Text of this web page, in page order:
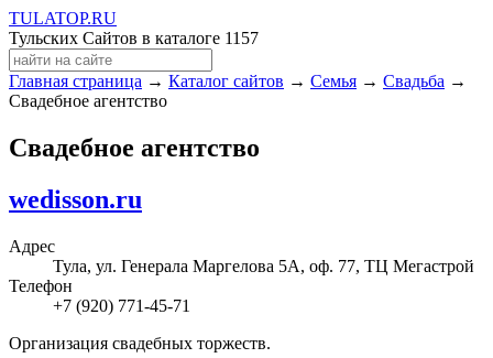
TULATOP.RU
Тульских Сайтов в каталоге 1157
Главная страница → Каталог сайтов → Семья → Свадьба →
Свадебное агентство
Свадебное агентство
wedisson.ru
Адрес
Тула, ул. Генерала Маргелова 5А, оф. 77, ТЦ Мегастрой
Телефон
+7 (920) 771-45-71
Организация свадебных торжеств.